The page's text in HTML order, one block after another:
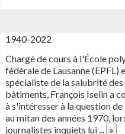
1940-2022
Chargé de cours à l'École
fédérale de Lausanne (EPFL)
spécialiste de la salubrité des
bâtiments, François Iselin a
à s'intéresser à la question
au mitan des années 1970,
journalistes inquiets lui... »